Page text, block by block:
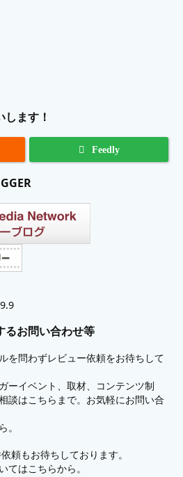
ます！
Feedly
るお問い合わせ等
を問わずレビュー依頼をお待ちして
ーイベント、取材、コンテンツ制
談はこちらまで。お気軽にお問い合
。
頼もお待ちしております。
てはこちらから。